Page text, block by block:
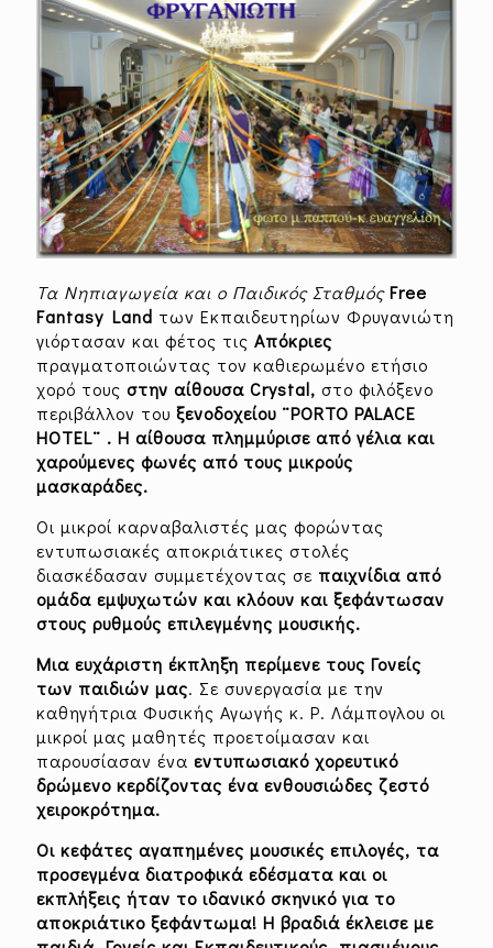
Τα Νηπιαγωγεία και ο Παιδικός Σταθμός Free
Fantasy Land των Εκπαιδευτηρίων Φρυγανιώτη
γιόρτασαν και φέτος τις Απόκριες
πραγματοποιώντας τον καθιερωμένο ετήσιο
χορό τους στην αίθουσα Crystal, στο φιλόξενο
περιβάλλον του ξενοδοχείου ¨PORTO PALACE
HOTEL¨ . Η αίθουσα πλημμύρισε από γέλια και
χαρούμενες φωνές από τους μικρούς
μασκαράδες.
Οι μικροί καρναβαλιστές μας φορώντας
εντυπωσιακές αποκριάτικες στολές
διασκέδασαν συμμετέχοντας σε παιχνίδια από
ομάδα εμψυχωτών και κλόουν και ξεφάντωσαν
στους ρυθμούς επιλεγμένης μουσικής.
Μια ευχάριστη έκπληξη περίμενε τους Γονείς
των παιδιών μας. Σε συνεργασία με την
καθηγήτρια Φυσικής Αγωγής κ. Ρ. Λάμπογλου οι
μικροί μας μαθητές προετοίμασαν και
παρουσίασαν ένα εντυπωσιακό χορευτικό
δρώμενο κερδίζοντας ένα ενθουσιώδες ζεστό
χειροκρότημα.
Οι κεφάτες αγαπημένες μουσικές επιλογές, τα
προσεγμένα διατροφικά εδέσματα και οι
εκπλήξεις ήταν το ιδανικό σκηνικό για το
αποκριάτικο ξεφάντωμα! Η βραδιά έκλεισε με